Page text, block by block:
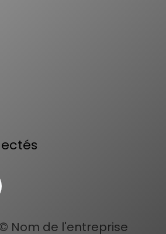
Nom de l'entreprise